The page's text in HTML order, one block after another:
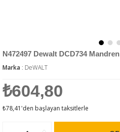
N472497 Dewalt DCD734 Mandren
Marka : DeWALT
₺604,80
₺78,41 'den başlayan taksitlerle